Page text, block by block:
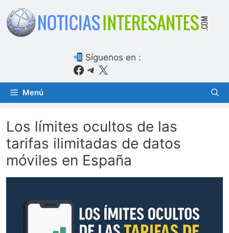
Saltar
contenido
Síguenos en :
Facebook
Telegram
X
Menú
Los límites ocultos de las
tarifas ilimitadas de datos
móviles en España